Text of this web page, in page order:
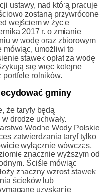
ustawy, nad którą pracuje
zostaną przywrócone
wejściem w życie
2017 r. o zmianie
w wodę oraz zbiorowym
mówiąc, umożliwi to
stawek opłat za wodę
się więc kolejne
portfele rolników.
gminy
że taryfy będą
drodze uchwały.
Wodne Wody Polskie
zatwierdzania taryf tylko
wyłącznie wówczas,
znacznie wyższym od
Ściśle mówiąc
znaczny wzrost stawek
ścieków lub
uzyskanie